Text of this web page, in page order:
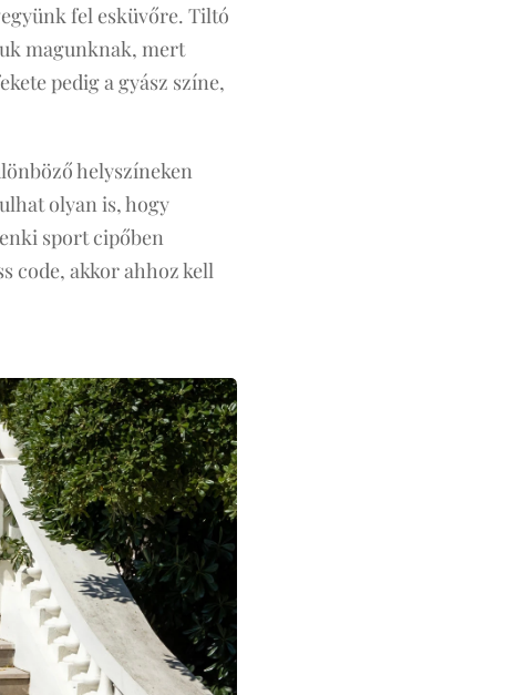
fel esküvőre. Tiltó
magunknak, mert
pedig a gyász színe,
helyszíneken
olyan is, hogy
sport cipőben
code, akkor ahhoz kell